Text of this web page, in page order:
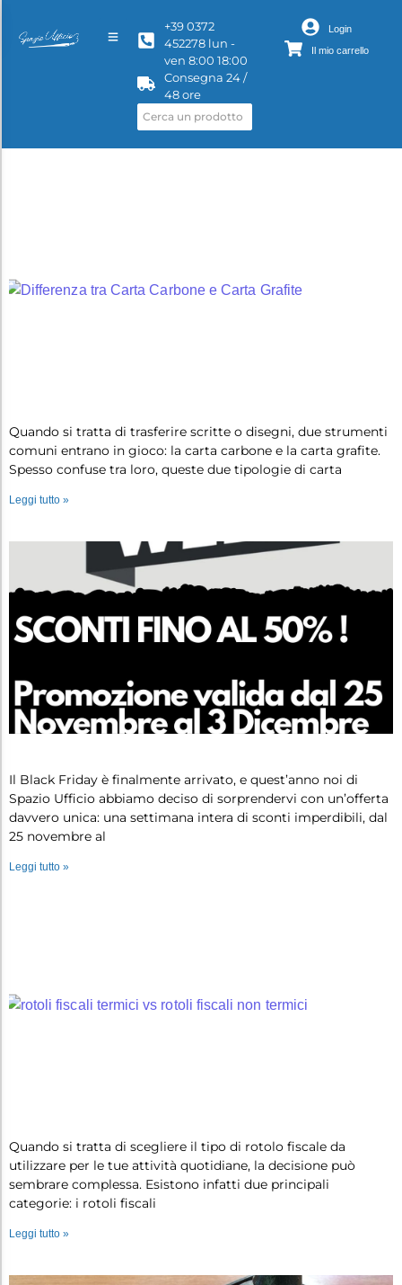
+39 0372
452278 lun -
ven 8:00 18:00
Consegna 24 /
48 ore
Login
Il mio carrello
Quando si tratta di trasferire scritte o disegni, due strumenti
comuni entrano in gioco: la carta carbone e la carta grafite.
Spesso confuse tra loro, queste due tipologie di carta
Leggi tutto »
Il Black Friday è finalmente arrivato, e quest’anno noi di
Spazio Ufficio abbiamo deciso di sorprendervi con un’offerta
davvero unica: una settimana intera di sconti imperdibili, dal
25 novembre al
Leggi tutto »
Quando si tratta di scegliere il tipo di rotolo fiscale da
utilizzare per le tue attività quotidiane, la decisione può
sembrare complessa. Esistono infatti due principali
categorie: i rotoli fiscali
Leggi tutto »